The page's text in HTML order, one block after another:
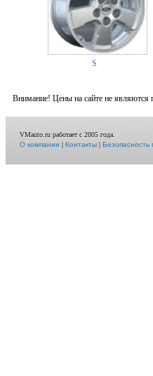
S
Внимание! Цены на сайте не являются
VMauto.ru работает с 2005 года.
О компании|Контакты|Безопасность